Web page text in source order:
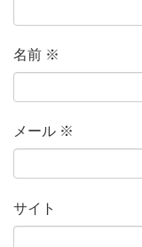
名前 ※
メール ※
サイト